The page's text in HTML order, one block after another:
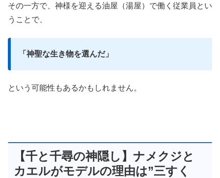
その一方で、神様を迎える油屋（湯屋）で働く従業員とい
うことで、
「神聖な生き物を選んだ」
という可能性もあるかもしれません。
【千と千尋の神隠し】ナメクジと
カエルがモデルの理由は”三すく